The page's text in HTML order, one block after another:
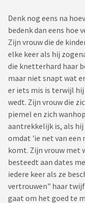
Denk nog eens na
bedenk dan eens hoe
Zijn vrouw die de
elke keer als hij
die knetterhard haar
maar niet snapt wat
er iets mis is terwijl
wedt. Zijn vrouw die
piemel en zich
aantrekkelijk is, als hij
omdat 'ie net van een
komt. Zijn vrouw met
besteedt aan dates
iedere keer als ze
vertrouwen" haar
gaat om het goed te